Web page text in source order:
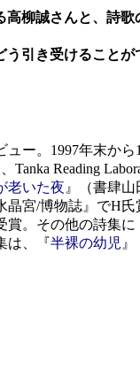
柳誠さんと、詩
引き受けることが
ー。1997年末から
Reading
老いた夜 』（書肆山
宮/博物誌』でH氏
賞。その他の詩集に
は、『半裸の幼児